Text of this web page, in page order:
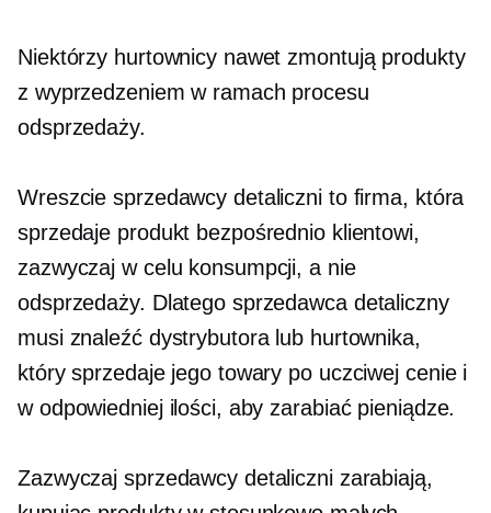
Niektórzy hurtownicy nawet zmontują produkty
z wyprzedzeniem w ramach procesu
odsprzedaży.
Wreszcie sprzedawcy detaliczni to firma, która
sprzedaje produkt bezpośrednio klientowi,
zazwyczaj w celu konsumpcji, a nie
odsprzedaży. Dlatego sprzedawca detaliczny
musi znaleźć dystrybutora lub hurtownika,
który sprzedaje jego towary po uczciwej cenie i
w odpowiedniej ilości, aby zarabiać pieniądze.
Zazwyczaj sprzedawcy detaliczni zarabiają,